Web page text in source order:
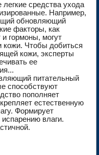
средства ухода
Например,
обновляющий
факторы, как
гормоны, могут
кожи. Чтобы добиться
кожи, эксперты
ее
питательный
способствуют
пополняет
естественную
Формирует
влаги.